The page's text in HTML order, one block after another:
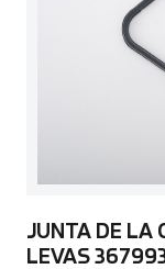
JUNTA DE LA
LEVAS